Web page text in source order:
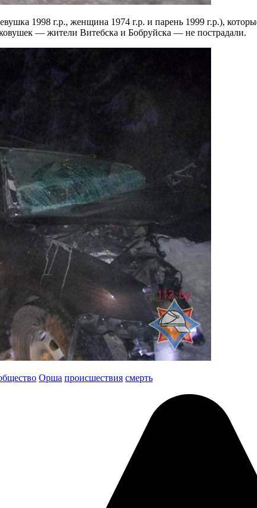
1998 г.р., женщина 1974 г.р. и парень 1999 г.р.),
— жители Витебска и Бобруйска — не пострадали.
Орша происшествия смерть